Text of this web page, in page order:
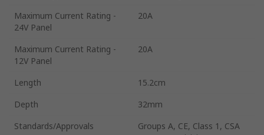
Maximum Current Rating -
24V Panel
20A
Maximum Current Rating -
12V Panel
20A
Length
15.2cm
Depth
32mm
Standards/Approvals
Groups A, CE, Class 1, CSA